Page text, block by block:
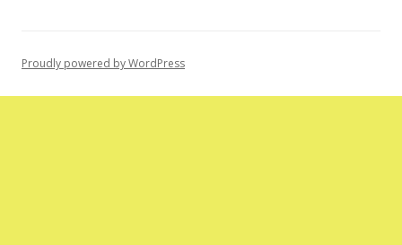
Proudly powered by WordPress